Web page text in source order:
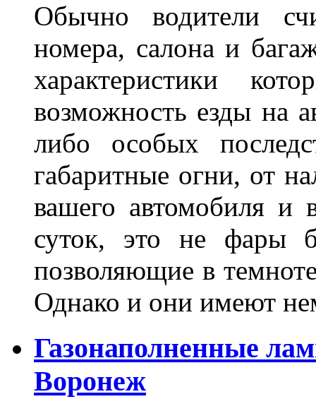
Обычно водители
номера, салона и
характеристики
возможность езды на
либо особых
габаритные огни, от
вашего автомобиля и
суток, это не фары
позволяющие в
Однако и они имеют
Газонаполненные
Воронеж